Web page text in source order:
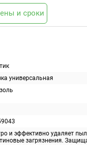
универсальная
и эффективно удаляет
загрязнения.
и сроки